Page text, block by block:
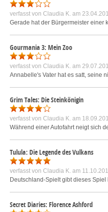
verfasst von Claudia K. am
Gerade hat der Bürgermeister einer
Gourmania 3: Mein Zoo
verfasst von Claudia K. am
Annabelle's Vater hat es satt, seine
Grim Tales: Die Steinkönigin
verfasst von Claudia K. am
Während einer Autofahrt neigt sich
Tulula: Die Legende des Vulkans
verfasst von Claudia K. am
Deutschland-Spielt gibt dieses
Secret Diaries: Florence Ashford